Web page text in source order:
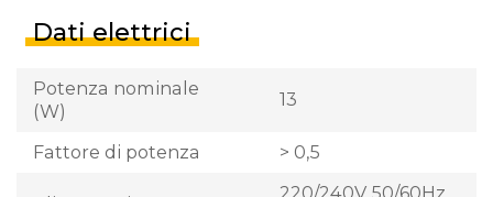
Dati elettrici
Potenza nominale
(W)
13
Fattore di potenza > 0,5
220/240V 50/60Hz